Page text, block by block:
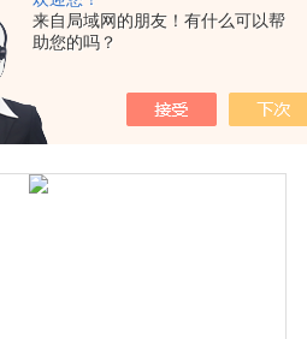
来自局域网的朋友！有什么可以帮
助您的吗？
首页> 产品中心>